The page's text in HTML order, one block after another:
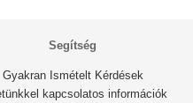
Segítség
Gyakran Ismételt Kérdések
kapcsolatos információk